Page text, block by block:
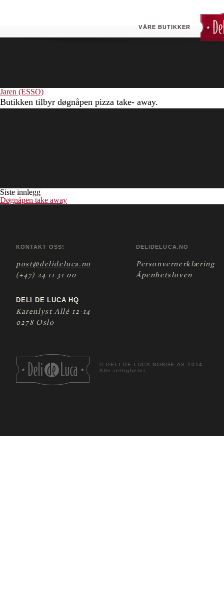
VÅRE BUTIKKER
Jaren (ESSO)
Butikken tilbyr døgnåpen pizza take- away.
Siste innlegg
Døgnåpen take away
KONTAKT OSS!
post@delideluca.no
(+47) 24 11 31 00
DELI DE LUCA HQ
Karenlyst Allé 12-14
0278 Oslo
DELIDELUCA.NO
Personvernerklæring
Åpenhetsloven
© DELI DE LUCA NORGE AS 2014
Alle rettigheter.